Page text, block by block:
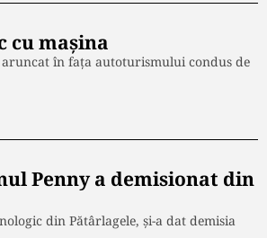
cu mașina
aruncat în fața autoturismului condus de
Penny a demisionat din
din Pătârlagele, și-a dat demisia